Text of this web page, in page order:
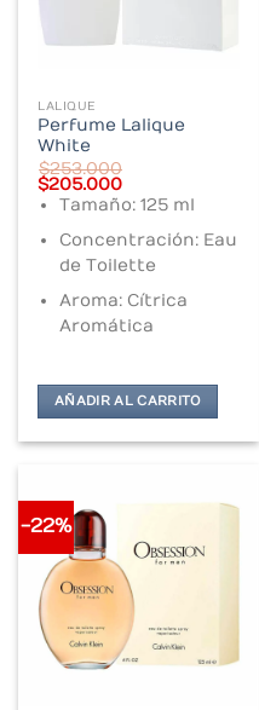
LALIQUE
Perfume Lalique
White
$253.000
Original
price
was:
$253.000.
$205.000Current
price
is:
$205.000.
Tamaño: 125 ml
Concentración: Eau
de Toilette
Aroma: Cítrica
Aromática
AÑADIR AL CARRITO
-22%